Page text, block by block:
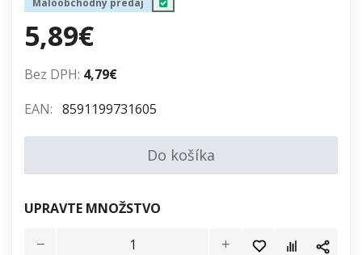
Maloobchodný predaj
5,89€
Bez DPH: 4,79€
EAN: 8591199731605
Do košíka
UPRAVTE MNOŽSTVO